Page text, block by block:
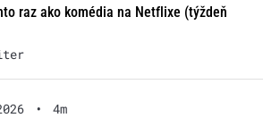
raz ako komédia na Netflixe (týždeň
•
4m